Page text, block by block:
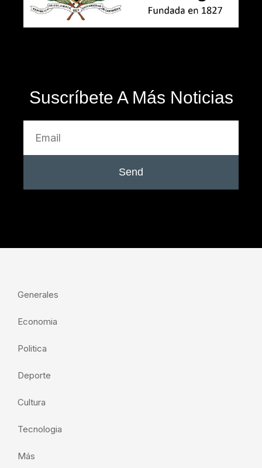
Suscríbete A Más Noticias
Send
Generales
Economia
Politica
Deporte
Cultura
Tecnologia
Más